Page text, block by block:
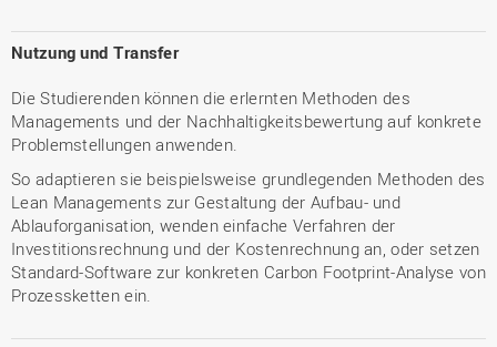
Nutzung und Transfer
Die Studierenden können die erlernten Methoden des
Managements und der Nachhaltigkeitsbewertung auf konkrete
Problemstellungen anwenden.
So adaptieren sie beispielsweise grundlegenden Methoden des
Lean Managements zur Gestaltung der Aufbau- und
Ablauforganisation, wenden einfache Verfahren der
Investitionsrechnung und der Kostenrechnung an, oder setzen
Standard-Software zur konkreten Carbon Footprint-Analyse von
Prozessketten ein.